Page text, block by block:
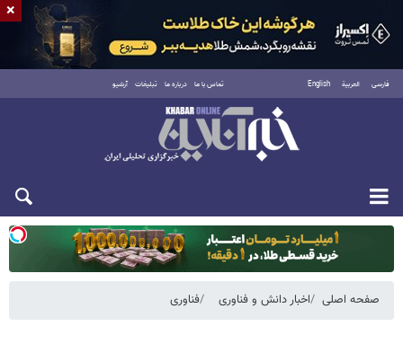
فارسی العربية English تماس با ما درباره ما تبلیغات آرشیو
یکشنبه ۱۸ مرداد ۱۴۰۵
صفحه اصلی اخبار دانش و فناوری فناوری
×